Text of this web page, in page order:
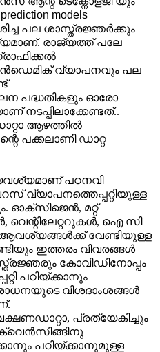
prediction models
പല ശാസ്ത്രജ്ഞർക്കും
. രാജ്യത്ത് പലേ
വ്യാപനവും പല
പദ്ധതികളും ഓരോ
നടപ്പിലാക്കേണ്ടത്..
ആഴത്തിൽ
ന്റെ പക്കലാണീ ഡാറ്റ
പഠനവി
വ്യാപനത്തെപ്പറ്റിയുള്ള
ഓക്സിജെൻ, മറ്റ്
, വെന്റിലേറ്ററുകൾ, ഐ സി
വേണ്ടിയുള്ള
ഇത്തരം വിവരങ്ങൾ
കോവിഡിനോപ്പം
പഠിയ്ക്കാനും
വിശദാംശങ്ങൾ
, പ്രത്യേകിച്ചും
പഠിയ്ക്കാനുമുള്ള